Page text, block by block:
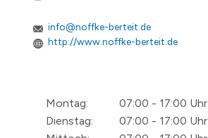
info@noffke-berteit.de
http://www.noffke-berteit.de
Montag:
07:00 - 17:00 Uhr
Dienstag:
07:00 - 17:00 Uhr